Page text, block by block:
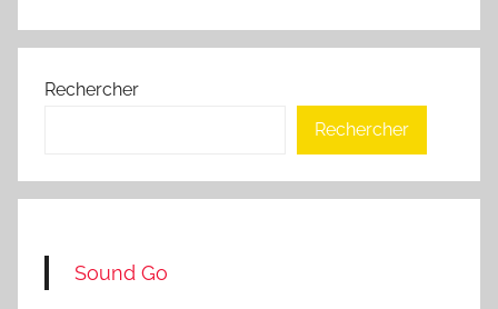
Rechercher
Rechercher
Sound Go